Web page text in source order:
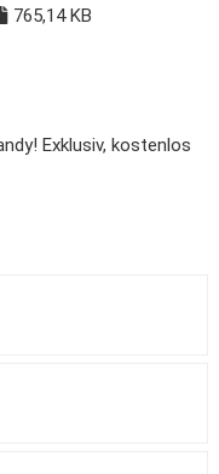
765,14 KB
Exklusiv, kostenlos